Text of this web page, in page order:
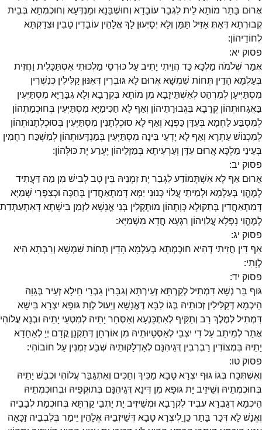
אֲרוּם בָּתַר מוֹתָא לֵית לִגְבַר עוֹבָדָא וְחוּשְׁבַּנָא וּמַנְדְּעָא וְחוּכְמְתָא בְּבֵית
קְבוּרְתָא דְּאַתְּ אָזִיל תַּמָּן וְלָא יְסַיְּעוּן לָךְ אֱלָהֵין עוֹבָדִין טָבִין וּצְדַקְתָּא
לְחוֹדֵיהוֹן:
פסוק יא:
אֲמַר שְׁלֹמֹה מַלְכָּא כַּד הֲוֵיתִי יָתִיב עַל כּוּרְסֵי מַלְכוּתִי אִסְתַּכָּלִית וַחֲזִית
בְּעַלְמָא הָדֵין תְּחוֹת שִׁמְשָׁא אֲרוּם לָא גּוּבְרִין דְּאִנּוּן קַלִּילִין כְּנִשְׁרִין
מִסְתַּיְּיעָן לְמִרְהַט לְאִשְׁתֵּיזָבָא מִן מוֹתָא בִּקְרָבָא וְלָא גִּבָּרַיָּא מִסְתַּיְּעִין
בַּאֲגָחוּתְהוֹן קְרָבָא בִּגְבוּרָתֵיהוֹן וְאַף לָא חַכִּימַיָּא מִסְתַּיְּעִין בְּחוּכְמַתְהוֹן
לְמִסְבַּע לַחְמָא בְּעִדָּן כַּפְנָא וְאַף לָא סוּכְלְתָנִין מִסְתַּיְּעִין בְּסוּכְלְתָנוּתְהוֹן
לְמִכְנוֹשׁ עַתְרָא וְאַף לָא יָדְעֵי בִּינָה מִסְתַּיְּעִין בְּמַנְדָּעוּתְהוֹן לְמִשְׁכַּח רַחֲמִין
בְּעֵינֵי מַלְכָּא אֲרוּם עִדָּן וְעַרְעִיתָא בְּמַזָּלֵיהוֹן יֶעְרַע יָת כּוּלְּהוֹן:
פסוק יב:
אֲרוּם אַף לָא אִשְׁתָּמוֹדַע לִגְבַר יָת זִמְנֵיהּ בֵּין טָב לְבִישׁ מִן מַה דַּעֲתִיד
לְמֶהֱוֵי בְּעַלְמָא וּלְמֵיתֵי עֲלוֹי כְּנוּנֵי יַמָּא דְּמִתְאַחֲדִין בְּחַכָּה וּכְצִפָּרֵי שְׁמַיָּא
דְּמִתְאַחֲדִין בְּתִקוּלָא כְּוָתְהוֹן מוּתְקְלִין בְּנֵי אֱנָשָׁא לִזְמַן בִּישָׁתָא דְּאִתְעַתְּדַת
לְמֶהֱוֵי נָפְלָא עֲלַוֵיהוֹן רִגְעָא חֲדָא מִשְׁמַיָּא:
פסוק יג:
אַף דֵּין חֲזֵיתִי דְּהִיא חוּכְמְתָא בְּעַלְמָא הָדֵין תְּחוֹת שִׁמְשָׁא וְרַבְּתָא הִיא
לְוָתִי:
פסוק יד:
גּוּף בַּר נְשָׁא דִּמְתִיל לְקַרְתָּא זְעֵירְתָּא וְגִבָּרִין גַבְרֵי חֵילָא זְעֵיר בְּגַוַּהּ
הֵיכְמָא דְּקַלִּילִין זְכוּתֵיהּ בְּגוֹ לִבָּא דֶּאֱנָשָׁא וְיֵעוּל לְוַת גּוּפָא יִצְרָא בִּישָׁא
דִּמְתִיל לְמֶלֶךְ רַב וְתַקִּיף לְאִתְכַּנְעָא וְאַסְחַר יָתֵיה לְמִטְעֵי יָתֵיהּ וּבְנָא עֲלוֹהִי
אֲתַר לְמֵיתַב עַל דִי יִצְבֵי לְאַסְטָיוּתֵיהּ מִן אוֹרְחָן דְּתָקְנָן קֳדָם יְיָ לְאַחָדָא
יָתֵיהּ בִּמְצוֹדִין רַבְרְבִין דְּגֵיהִנָּם לְאַדְלָקוּתֵיהּ שְׁבַע זִמְנִין עַל חוֹבוֹהִי:
פסוק טו:
וְאִשְׁתְּכַח בְּגוֹ גּוּף יִצְרָא טָבָא מַכִּיךְ וְחַכִּים וְאִתְגַּבַּר עֲלוֹהִי וּכְבַשׁ יָתֵיהּ
בְּחוּכְמְתֵיהּ וְשֵׁיזֵיב יָת גּוּפָא מִן דִּינָא דְּגֵיהִנָּם בְּתוּקְפֵיהּ וּבְחוּכְמְתֵיהּ
הֵיכְמָא דְגַבְרָא עֲבִיד לִקְרָבָא וּמְשֵׁיזִיב יָת יָתְבֵי קַרְתָּא בְּחוּכְמַת לְבָבֵיה
וֶאֱנָשׁ לָא דְּכַר בָּתַר כֵּןֵ לְיִצְרָא טָבָא דְּשֵׁיזְבֵיהּ אֱלָהֵין יֵימַר בְּלִבְבֵיה זַכָּאָה